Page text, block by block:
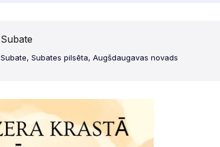
Subate
Subate, Subates pilsēta, Augšdaugavas novads